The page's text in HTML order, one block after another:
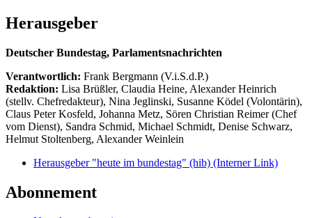
Herausgeber
Deutscher Bundestag, Parlamentsnachrichten
Verantwortlich: Frank Bergmann (V.i.S.d.P.)
Redaktion: Lisa Brüßler, Claudia Heine, Alexander Heinrich
(stellv. Chefredakteur), Nina Jeglinski, Susanne Ködel (Volontärin),
Claus Peter Kosfeld, Johanna Metz, Sören Christian Reimer (Chef
vom Dienst), Sandra Schmid, Michael Schmidt, Denise Schwarz,
Helmut Stoltenberg, Alexander Weinlein
Herausgeber "heute im bundestag" (hib) (Interner Link)
Abonnement